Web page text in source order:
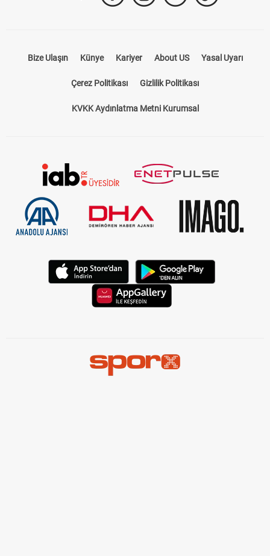
Bize Ulaşın Künye Kariyer About US Yasal Uyarı
Çerez Politikası Gizlilik Politikası
KVKK Aydınlatma Metni Kurumsal